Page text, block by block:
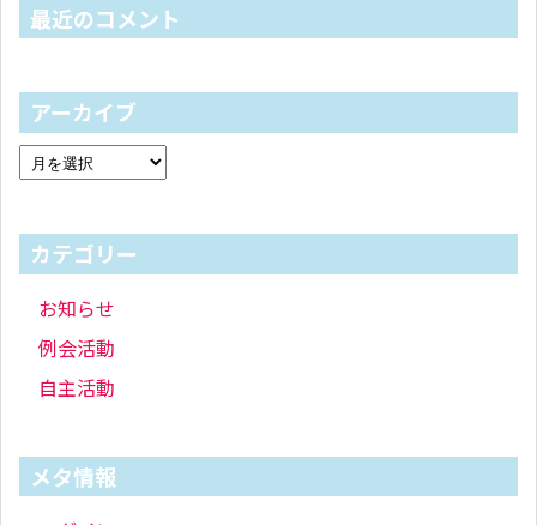
最近のコメント
アーカイブ
カテゴリー
お知らせ
例会活動
自主活動
メタ情報